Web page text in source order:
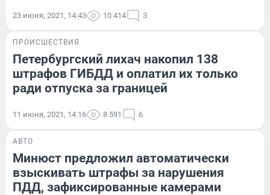
23 июня, 2021, 14:43 10 414 3
ПРОИСШЕСТВИЯ
Петербургский лихач накопил 138
штрафов ГИБДД и оплатил их только
ради отпуска за границей
11 июня, 2021, 14:16 8 591 6
АВТО
Минюст предложил автоматически
взыскивать штрафы за нарушения
ПДД, зафиксированные камерами